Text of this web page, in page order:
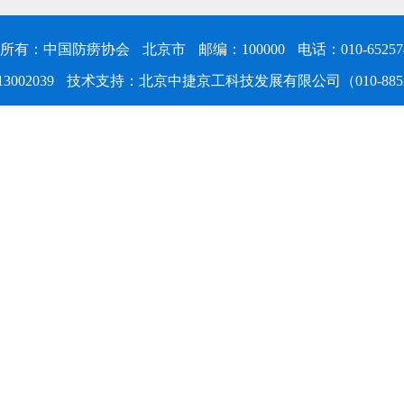
有：中国防痨协会 北京市 邮编：100000 电话：010-
技术支持：北京中捷京工科技发展有限公司（010-